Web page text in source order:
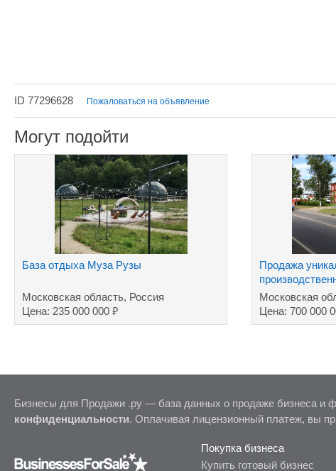
ID 77296628 Пожаловаться на объявление
Могут подойти
База отдыха Муза Рузы
Московская область, Россия
Цена: 235 000 000 ₽
Продажа
комплекса
Московская
Цена: 700 000
Бизнесы для Продажи .ру — база данных о продаже бизнеса и
конфиденциальности. Оплачивая лицензионный платеж, вы
Покупка бизнеса
Купить готовый бизнес